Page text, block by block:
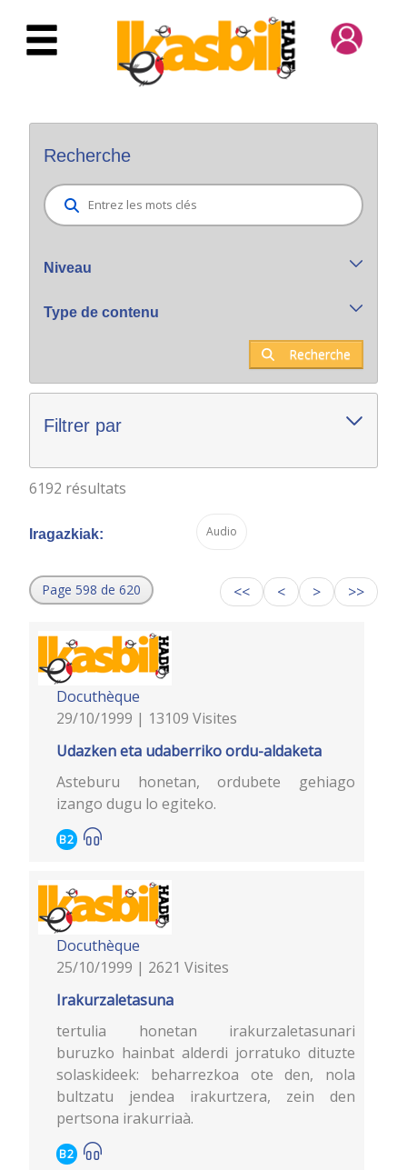
Saut au contenu principal
Recherche
Niveau
Type de contenu
Recherche
Filtrer par
6192 résultats
Iragazkiak: Audio
Page 598 de 620 << < > >>
Docuthèque
29/10/1999 | 13109 Visites
Udazken eta udaberriko ordu-aldaketa
Asteburu honetan, ordubete gehiago
izango dugu lo egiteko.
B2
Docuthèque
25/10/1999 | 2621 Visites
Irakurzaletasuna
tertulia honetan irakurzaletasunari
buruzko hainbat alderdi jorratuko dituzte
solaskideek: beharrezkoa ote den, nola
bultzatu jendea irakurtzera, zein den
pertsona irakurriaà.
B2